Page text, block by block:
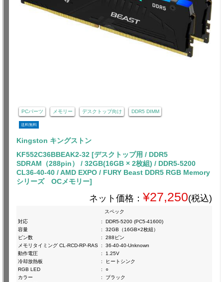
PCパーツ メモリー デスクトップ向け DDR5 DIMM
送料無料
Kingston キングストン
KF552C36BBEAK2-32 [デスクトップ用 / DDR5
SDRAM（288pin） / 32GB(16GB × 2枚組) / DDR5-5200
CL36-40-40 / AMD EXPO / FURY Beast DDR5 RGB Memory
シリーズ OCメモリー]
ネット価格： ¥27,250(税込)
スペック
対応
:
DDR5-5200 (PC5-41600)
容量
:
32GB（16GB×2枚組）
ピン数
:
288ピン
メモリタイミング CL-RCD-RP-RAS :
36-40-40-Unknown
動作電圧
:
1.25V
冷却放熱板
:
ヒートシンク
RGB LED
:
○
カラー
:
ブラック